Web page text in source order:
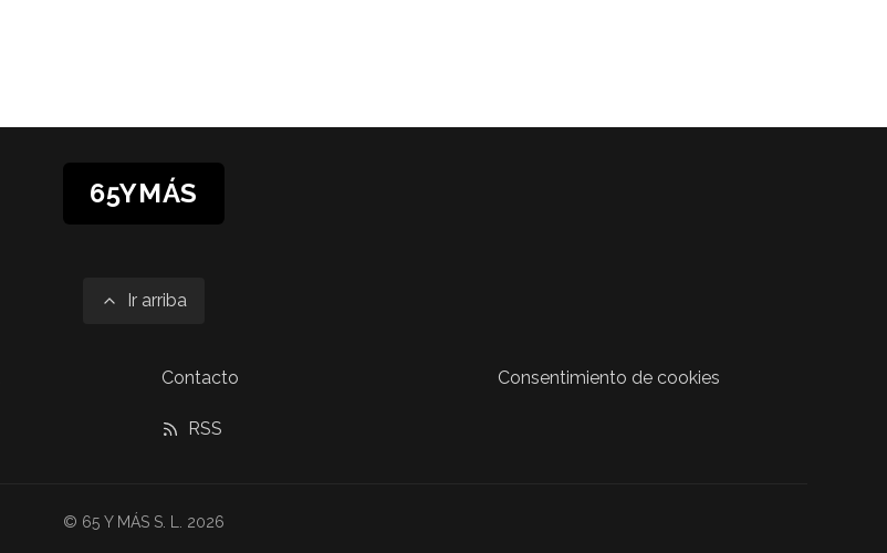
65YMÁS
Ir arriba
Contacto
RSS
Consentimiento de cookies
© 65 Y MÁS S. L. 2026